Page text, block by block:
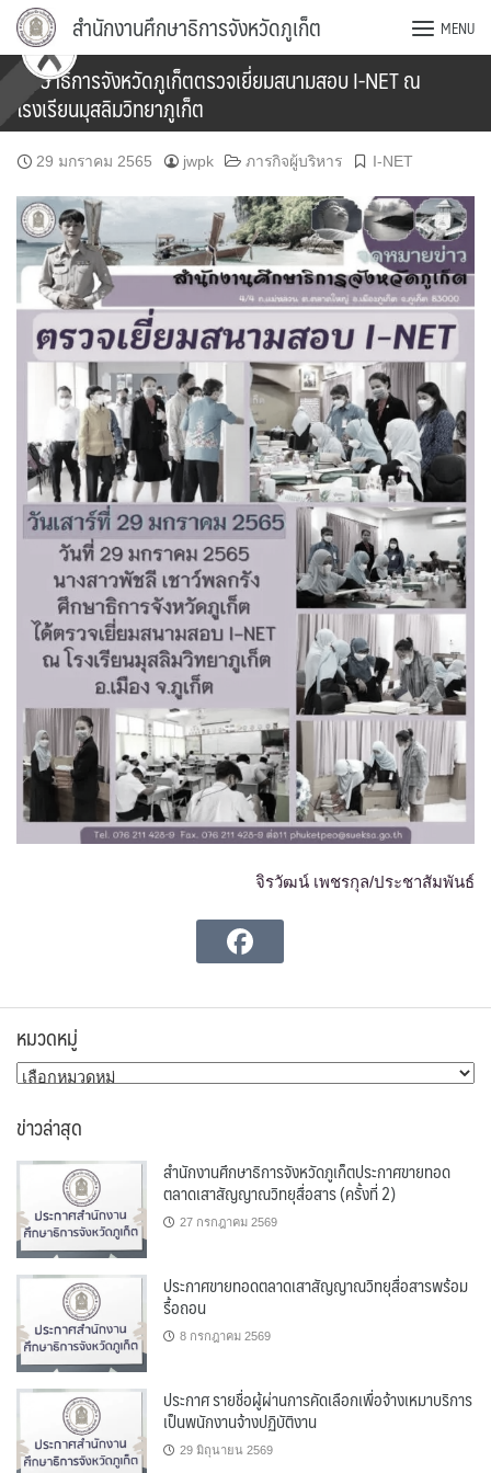
Skip
content
สำนักงานศึกษาธิการจังหวัดภูเก็ต MENU
ศึกษาธิการจังหวัดภูเก็ตตรวจเยี่ยมสนามสอบ I-NET ณ
โรงเรียนมุสลิมวิทยาภูเก็ต
29 มกราคม 2565 jwpk ภารกิจผู้บริหาร I-NET
จิรวัฒน์ เพชรกุล/ประชาสัมพันธ์
หมวดหมู่
หมวด
ข่าวล่าสุด
สำนักงานศึกษาธิการจังหวัดภูเก็ตประกาศขายทอด
ตลาดเสาสัญญาณวิทยุสื่อสาร (ครั้งที่ 2)
27 กรกฎาคม 2569
ประกาศขายทอดตลาดเสาสัญญาณวิทยุสื่อสารพร้อม
รื้อถอน
8 กรกฎาคม 2569
ประกาศ รายชื่อผู้ผ่านการคัดเลือกเพื่อจ้างเหมาบริการ
เป็นพนักงานจ้างปฏิบัติงาน
29 มิถุนายน 2569